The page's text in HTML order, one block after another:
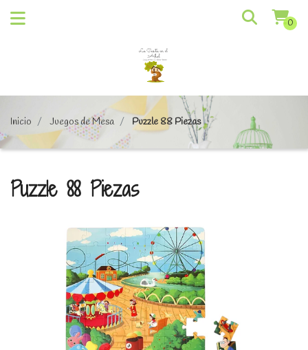
0
Inicio Juegos de Mesa Puzzle 88 Piezas
Puzzle 88 Piezas